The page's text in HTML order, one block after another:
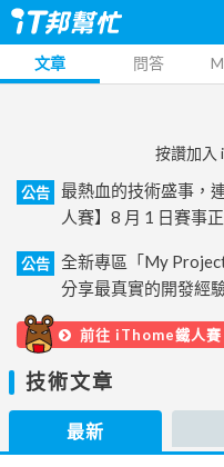
文章 問答
按讚加入
公告
最熱血的技術盛事，
人賽】8 月 1 日賽事
公告
全新專區「My
分享最真實的開發經
前往 iThome鐵人賽
技術文章
最新